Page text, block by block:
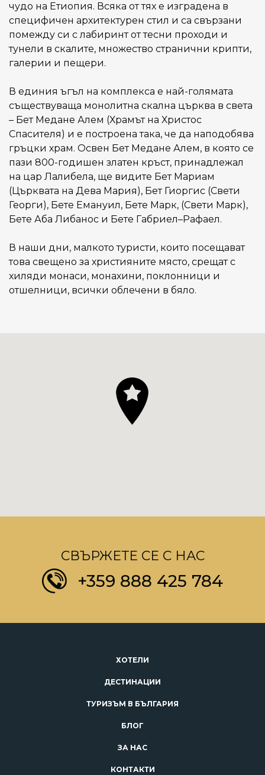
чудо на Етиопия. Всяка от тях е изградена в
специфичен архитектурен стил и са свързани
помежду си с лабиринт от тесни проходи и
тунели в скалите, множество странични крипти,
галерии и пещери.
В единия ъгъл на комплекса е най-голямата
съществуваща монолитна скална църква в света
– Бет Медане Алем (Храмът на Христос
Спасителя) и е построена така, че да наподобява
гръцки храм. Освен Бет Медане Алем, в която се
пази 800-годишен златен кръст, принадлежал
на цар Лалибела, ще видите Бет Мариам
(Църквата на Дева Мария), Бет Гиоргис (Свети
Георги), Бете Емануил, Бете Марк, (Свети Марк),
Бете Аба Либанос и Бете Габриел–Рафаел.
В наши дни, малкото туристи, които посещават
това свещено за християните място, срещат с
хиляди монаси, монахини, поклонници и
отшелници, всички облечени в бяло.
СВЪРЖЕТЕ СЕ С НАС
+359 888 425 784
ХОТЕЛИ
ДЕСТИНАЦИИ
ТУРИЗЪМ В БЪЛГАРИЯ
БЛОГ
ЗА НАС
КОНТАКТИ